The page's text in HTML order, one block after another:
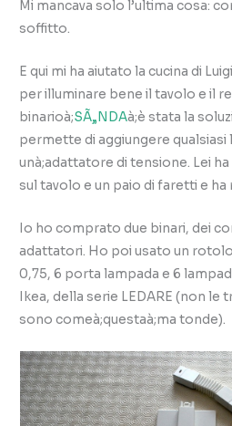
Mi mancava solo l’ultima cosa:
soffitto.
E qui mi ha aiutato la cucina di
per illuminare bene il tavolo e il
binarioà;SÃ„NDAà;è stata la
permette di aggiungere qualsiasi
unà;adattatore di tensione. Lei
sul tavolo e un paio di faretti e ha
Io ho comprato due binari, dei
adattatori. Ho poi usato un
0,75, 6 porta lampada e 6
Ikea, della serie LEDARE (non
sono comeà;questaà;ma tonde).